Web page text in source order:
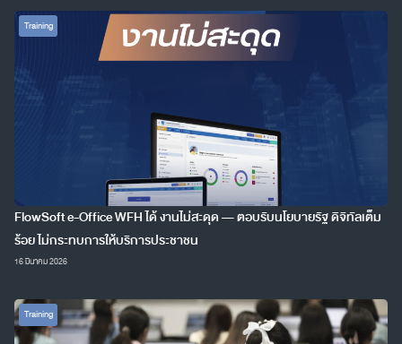
Training
FlowSoft e-Office WFH ได้ งานไม่สะดุด — ตอบรับนโยบายรัฐ ดิจิทัลเต็ม
ร้อย ไม่กระทบการให้บริการประชาชน
16 มีนาคม 2026
Training